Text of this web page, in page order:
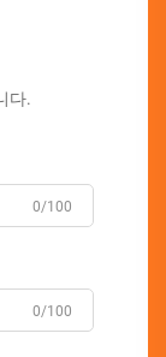
다.
0/100
0/100